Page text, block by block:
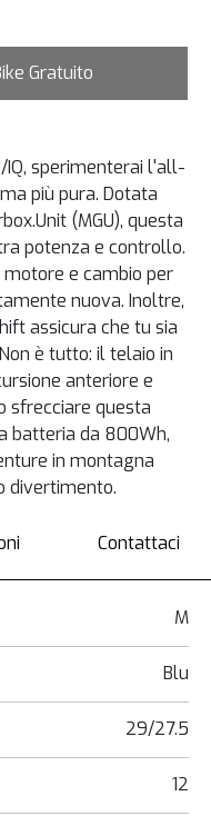
Gratuito
IQ, sperimenterai l'all-
più pura. Dotata
(MGU), questa
potenza e controllo.
e cambio per
nuova. Inoltre,
assicura che tu sia
è tutto: il telaio in
anteriore e
sfrecciare questa
batteria da 800Wh,
in montagna
divertimento.
Contattaci
M
Blu
29/27.5
12